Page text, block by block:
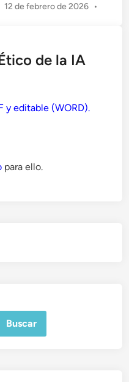
12 de febrero de 2026 •
de la IA
y editable (WORD).
para ello.
Buscar